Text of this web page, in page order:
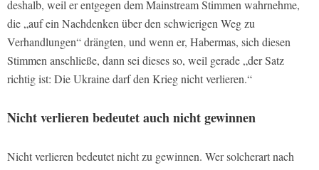
deshalb, weil er entgegen dem Mainstream Stimmen wahrnehme,
die „auf ein Nachdenken über den schwierigen Weg zu
Verhandlungen“ drängten, und wenn er, Habermas, sich diesen
Stimmen anschließe, dann sei dieses so, weil gerade „der Satz
richtig ist: Die Ukraine darf den Krieg nicht verlieren.“
Nicht verlieren bedeutet auch nicht gewinnen
Nicht verlieren bedeutet nicht zu gewinnen. Wer solcherart nach